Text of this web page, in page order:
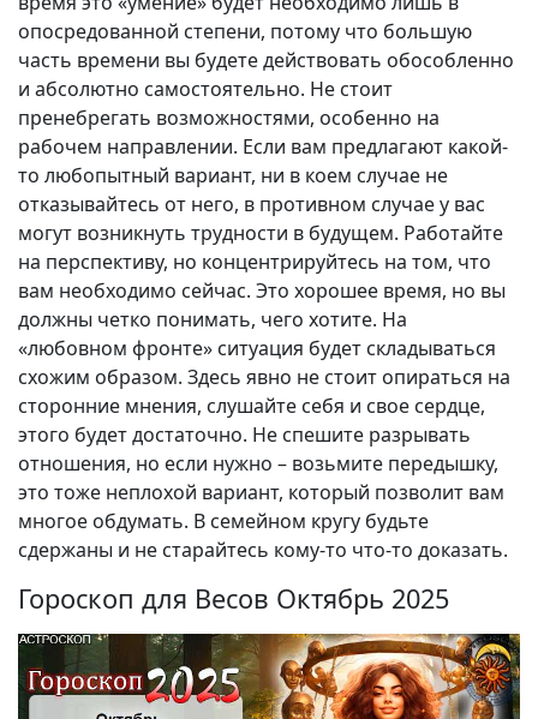
опосредованной степени, потому что большую
часть времени вы будете действовать обособленно
и абсолютно самостоятельно. Не стоит
пренебрегать возможностями, особенно на
рабочем направлении. Если вам предлагают какой-
то любопытный вариант, ни в коем случае не
отказывайтесь от него, в противном случае у вас
могут возникнуть трудности в будущем. Работайте
на перспективу, но концентрируйтесь на том, что
вам необходимо сейчас. Это хорошее время, но вы
должны четко понимать, чего хотите. На
«любовном фронте» ситуация будет складываться
схожим образом. Здесь явно не стоит опираться на
сторонние мнения, слушайте себя и свое сердце,
этого будет достаточно. Не спешите разрывать
отношения, но если нужно – возьмите передышку,
это тоже неплохой вариант, который позволит вам
многое обдумать. В семейном кругу будьте
сдержаны и не старайтесь кому-то что-то доказать.
Гороскоп для Весов Октябрь 2025